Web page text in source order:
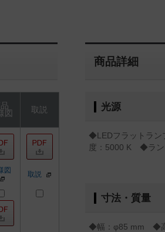
図
取説
図 取説
商品詳細
光源
◆LEDフラットラ
度：5000 K ◆ラン
寸法・質量
◆幅：φ85 mm ◆